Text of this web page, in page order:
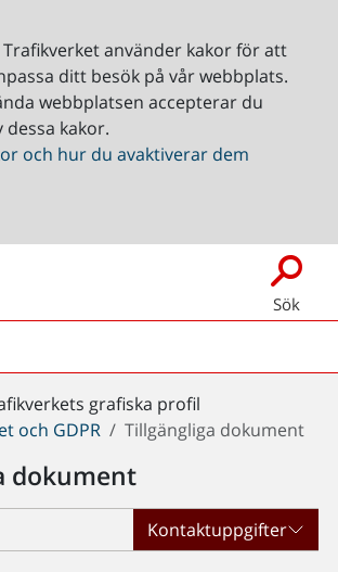
använder kakor för att
ditt besök på vår webbplats.
webbplatsen accepterar du
kakor.
och hur du avaktiverar dem
Sök
grafiska profil
och GDPR
Tillgängliga dokument
dokument
Kontaktuppgifter